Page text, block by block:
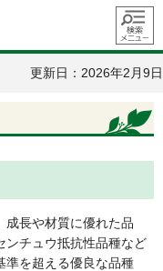
メニュ
ー
更新日：2026年2月9日
成長や材質に優れた品
ンチュウ抵抗性品種など
準を超える優良な品種